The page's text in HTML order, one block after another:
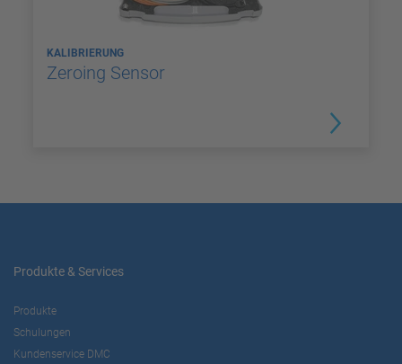
KALIBRIERUNG
Zeroing Sensor
Produkte & Services
Produkte
Schulungen
Kundenservice DMC